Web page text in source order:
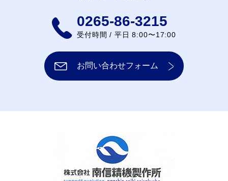
0265-86-3215
受付時間 / 平日 8:00〜17:00
お問い合わせフォーム